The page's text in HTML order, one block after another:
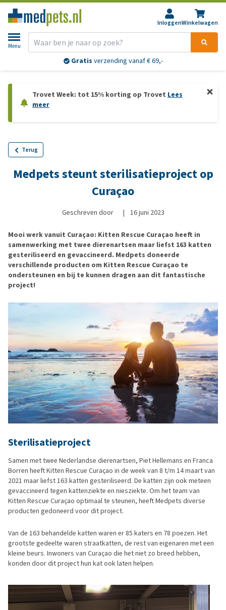
InloggenWinkelwagen
Menu
Gratis verzending vanaf € 69,-
Trovet Week: tot 15% korting op Trovet Lees
meer
Terug
Medpets steunt sterilisatieproject op
Curaçao
Geschreven door | 16 juni 2023
Mooi werk vanuit Curaçao: Kitten Rescue Curaçao heeft in
samenwerking met twee dierenartsen maar liefst 163 katten
gesteriliseerd en gevaccineerd. Medpets doneerde
verschillende producten om Kitten Rescue Curaçao te
ondersteunen en bij te kunnen dragen aan dit fantastische
project!
Sterilisatieproject
Samen met twee Nederlandse dierenartsen, Piet Hellemans en Franca
Borren heeft Kitten Rescue Curaçao in de week van 8 t/m 14 maart van
2021 maar liefst 163 katten gesteriliseerd. De katten zijn ook meteen
gevaccineerd tegen kattenziekte en niesziekte. Om het team van
Kitten Rescue Curaçao optimaal te steunen, heeft Medpets diverse
producten gedoneerd voor dit project.
Van de 163 behandelde katten waren er 85 katers en 78 poezen. Het
grootste gedeelte waren straatkatten, de rest van eigenaren met een
kleine beurs. Inwoners van Curaçao die het niet zo breed hebben,
konden door dit project hun kat ook laten helpen.